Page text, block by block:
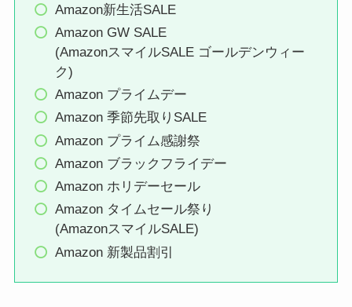
Amazon新生活SALE
Amazon GW SALE
(AmazonスマイルSALE ゴールデンウィー
ク)
Amazon プライムデー
Amazon 季節先取りSALE
Amazon プライム感謝祭
Amazon ブラックフライデー
Amazon ホリデーセール
Amazon タイムセール祭り
(AmazonスマイルSALE)
Amazon 新製品割引